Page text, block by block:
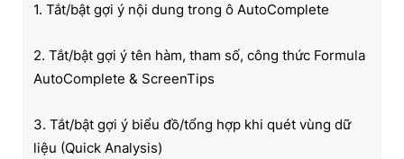
1. Tắt/bật gợi ý nội dung trong ô AutoComplete
2. Tắt/bật gợi ý tên hàm, tham số, công thức Formula
AutoComplete & ScreenTips
3. Tắt/bật gợi ý biểu đồ/tổng hợp khi quét vùng dữ
liệu (Quick Analysis)